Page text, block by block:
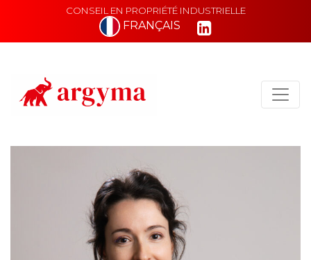
CONSEIL EN PROPRIÉTÉ INDUSTRIELLE
FRANÇAIS
Main Navigation